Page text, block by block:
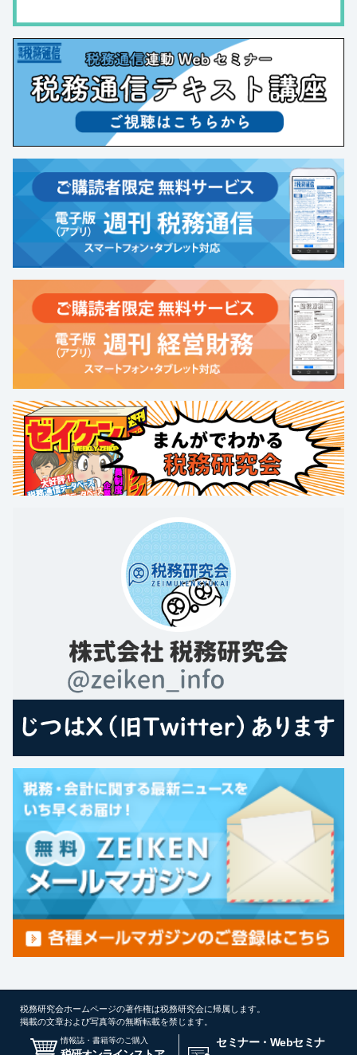
税務研究会ホームページの著作権は税務研究会に帰属します。
掲載の文章および写真等の無断転載を禁じます。
情報誌・書籍等のご購入
セミナー・Webセミナ